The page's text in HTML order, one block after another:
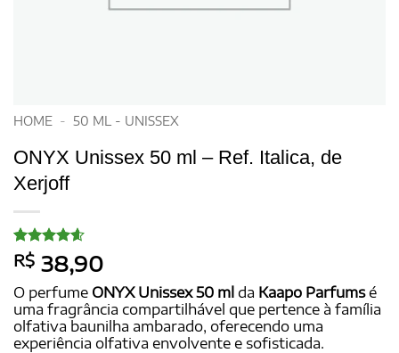
HOME - 50 ML - UNISSEX
ONYX Unissex 50 ml – Ref. Italica, de
Xerjoff
Avaliado
como4.6
de 5, com
baseado
em
15
avaliações
de clientes
R$ 38,90
O perfume ONYX Unissex 50 ml da Kaapo Parfumsé
uma fragrância compartilhável que pertence à família
olfativa baunilha ambarado, oferecendo uma
experiência olfativa envolvente e sofisticada.